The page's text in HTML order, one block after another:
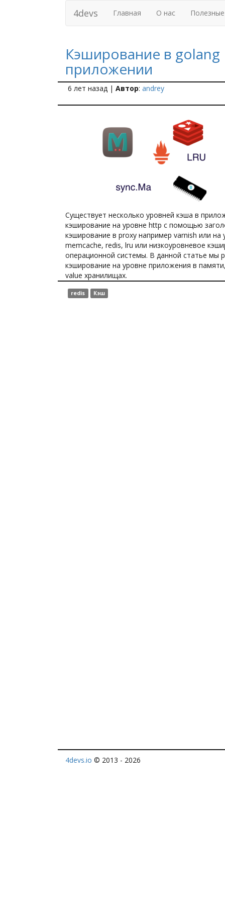
4devs Главная О нас
Кэширование в golang
приложении
6 лет назад | Автор: andrey
Существует несколько уровней кэша в
кэширование на уровне http с помощью
кэширование в proxy например varnish или на
memcache, redis, lru или низкоуровневое
операционной системы. В данной статье мы
кэширование на уровне приложения в
value хранилищах.
redis Кэш
4devs.io © 2013 - 2026